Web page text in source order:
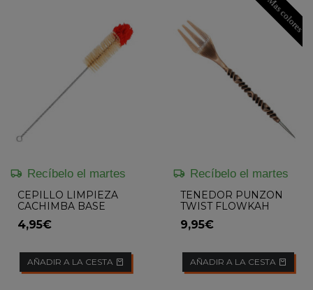
Recíbelo el martes
CEPILLO LIMPIEZA
CACHIMBA BASE
PUNTA ROJA
MEDIUM FLOWKAH
4,95€
AÑADIR A LA CESTA
Mas colores
Recíbelo el martes
TENEDOR PUNZON
TWIST FLOWKAH
9,95€
AÑADIR A LA CESTA